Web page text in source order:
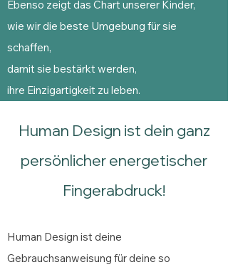
Ebenso zeigt das Chart unserer Kinder,
wie wir die beste Umgebung für sie
schaffen,
damit sie bestärkt werden,
ihre Einzigartigkeit zu leben.
Human Design ist dein ganz
persönlicher energetischer
Fingerabdruck!
Human Design ist deine
Gebrauchsanweisung für deine so